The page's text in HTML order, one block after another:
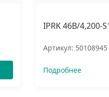
IPRK 46B/4,200-
Артикул: 50108945
Подробнее